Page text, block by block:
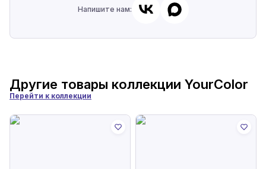
Напишите нам:
Другие товары коллекции YourColor
Перейти к коллекции